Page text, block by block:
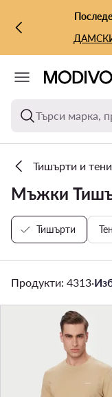
КЪМ
КЪМ ТЪРСЕНЕ
Търси марка,
Тишърти и
Мъжки
Тишърти
Продукти: 4313·